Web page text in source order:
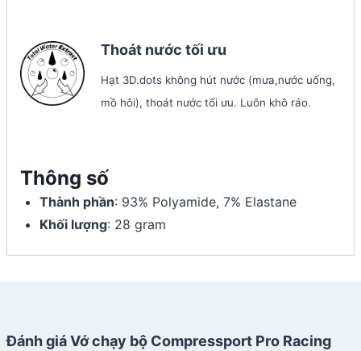
Thoát nước tối ưu
Hạt 3D.dots không hút nước (mưa,nước uống,
mồ hôi), thoát nước tối ưu. Luôn khô ráo.
Thông số
Thành phần: 93% Polyamide, 7% Elastane
Khối lượng: 28 gram
Đánh giá Vớ chạy bộ Compressport Pro Racing